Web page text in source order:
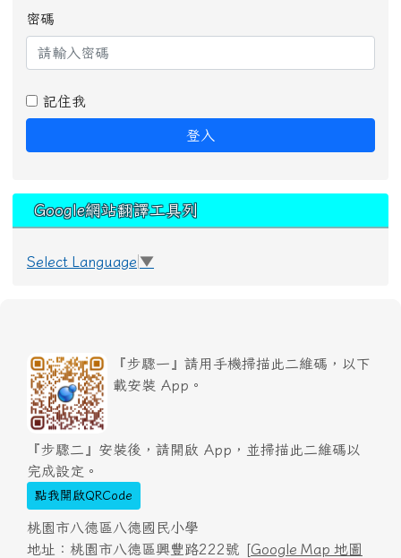
密碼
記住我
登入
Google網站翻譯工具列
Select Language ▼
『步驟一』請用手機掃描此二維碼，以下
載安裝 App。
『步驟二』安裝後，請開啟 App，並掃描此二維碼以
完成設定。
點我開啟QRCode
桃園市八德區八德國民小學
地址：桃園市八德區興豐路222號 [Google Map 地圖